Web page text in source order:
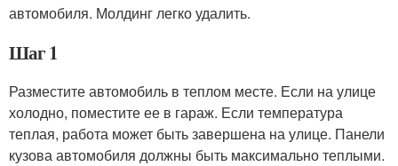
автомобиля. Молдинг легко удалить.
Шаг 1
Разместите автомобиль в теплом месте. Если на улице
холодно, поместите ее в гараж. Если температура
теплая, работа может быть завершена на улице. Панели
кузова автомобиля должны быть максимально теплыми.